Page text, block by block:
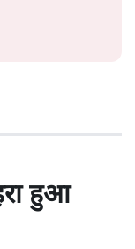
हुआ